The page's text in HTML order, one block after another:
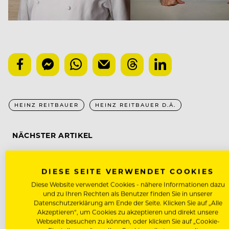
HEINZ REITBAUER HEINZ REITBAUER D.Ä.
NÄCHSTER ARTIKEL
VORHERIGER ARTIKEL
DAS KÖNNTE DICH AUCH
DIESE SEITE VERWENDET COOKIES
Diese Website verwendet Cookies - nähere Informationen dazu
und zu Ihren Rechten als Benutzer finden Sie in unserer
Datenschutzerklärung am Ende der Seite. Klicken Sie auf „Alle
Akzeptieren“, um Cookies zu akzeptieren und direkt unsere
Webseite besuchen zu können, oder klicken Sie auf „Cookie-